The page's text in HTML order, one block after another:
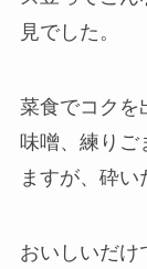
見でした。
菜食でコクを
味噌、練りご
ますが、砕い
おいしいだけ